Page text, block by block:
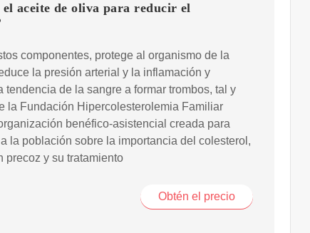
el aceite de oliva para reducir el
componentes, protege al organismo de la
la presión arterial y la inflamación y
tendencia de la sangre a formar trombos, tal y
la Fundación Hipercolesterolemia Familiar
benéfico-asistencial creada para
la población sobre la importancia del colesterol,
precoz y su tratamiento
Obtén el precio